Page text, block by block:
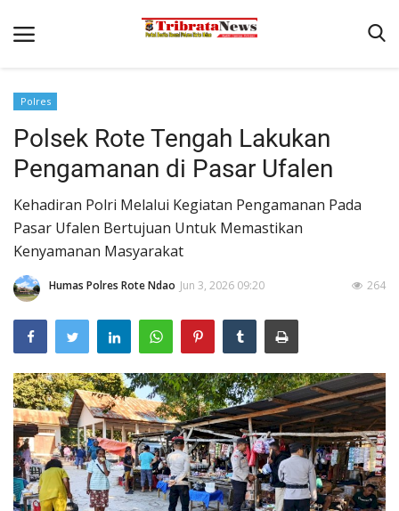
Beranda
Terms & Conditions
Binkam
Reskrim
Polisi Kita
Mitra Polisi
Lantas
Giat Ops
Binmas
Polres
Polsek Rote Tengah Lakukan
Pengamanan di Pasar Ufalen
Kehadiran Polri Melalui Kegiatan Pengamanan Pada
Pasar Ufalen Bertujuan Untuk Memastikan
Kenyamanan Masyarakat
Humas Polres Rote Ndao Jun 3, 2026 09:20 264